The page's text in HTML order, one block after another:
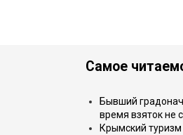
Самое
Бывший
время взяток не
Крымский